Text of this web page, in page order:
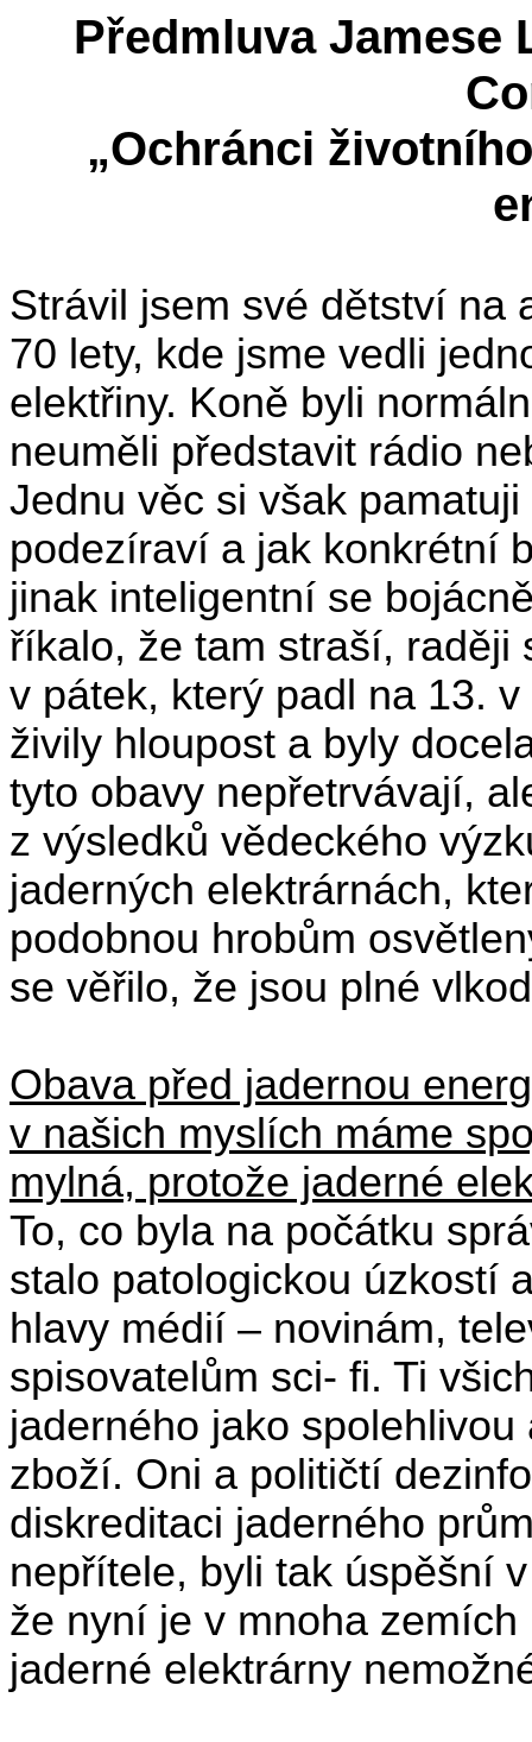
Předmluva Jamese
„Ochránci
Strávil jsem své dětství na
70 lety, kde jsme vedli
elektřiny. Koně byli
neuměli představit rádio
Jednu věc si však
podezíraví a jak konkrétní
jinak inteligentní se
říkalo, že tam straší, raději
v pátek, který padl na 13.
živily hloupost a byly
tyto obavy nepřetrvávají,
z výsledků vědeckého
jaderných elektrárnách,
podobnou hrobům
se věřilo, že jsou plné
Obava před jadernou
v našich myslích máme
mylná, protože jaderné
To, co byla na počátku
stalo patologickou úzkostí
hlavy médií – novinám,
spisovatelům sci- fi. Ti
jaderného jako
zboží. Oni a političtí
diskreditaci jaderného
nepřítele, byli tak úspěšní
že nyní je v mnoha
jaderné elektrárny